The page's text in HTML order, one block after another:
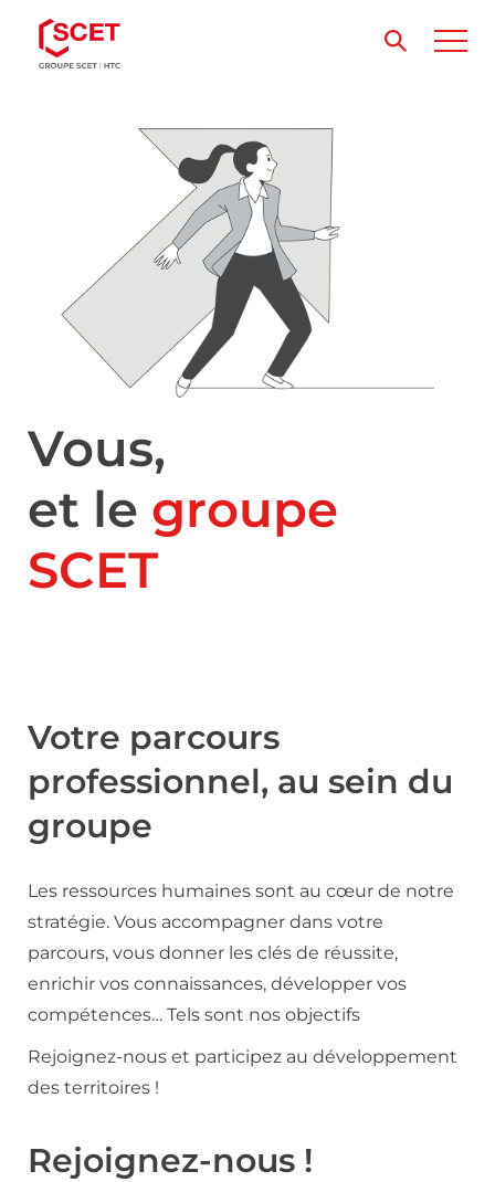
Vous,
et le groupe
SCET
Votre parcours
professionnel, au sein du
groupe
Les ressources humaines sont au cœur de notre
stratégie. Vous accompagner dans votre
parcours, vous donner les clés de réussite,
enrichir vos connaissances, développer vos
compétences… Tels sont nos objectifs
Rejoignez-nous et participez au développement
des territoires !
Rejoignez-nous !